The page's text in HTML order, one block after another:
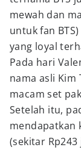
mewah dan
untuk fan
yang loyal
Pada hari
nama asli Kim
macam set
Setelah itu,
mendapatkan
(sekitar